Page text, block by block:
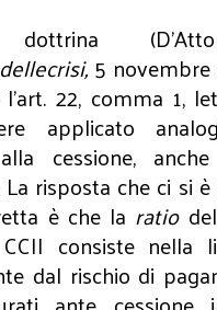
,5 novembre
22, comma 1,
applicato
cessione, anche
La risposta che ci si
è che la ratio
consiste nella
dal rischio di